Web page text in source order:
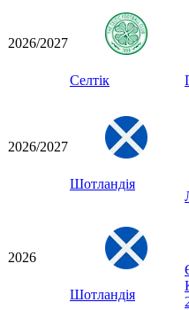
2026/2027
Селтік
2026/2027
Шотландія
2026
Шотландія